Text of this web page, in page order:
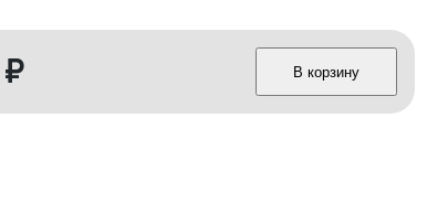
₽ В корзину